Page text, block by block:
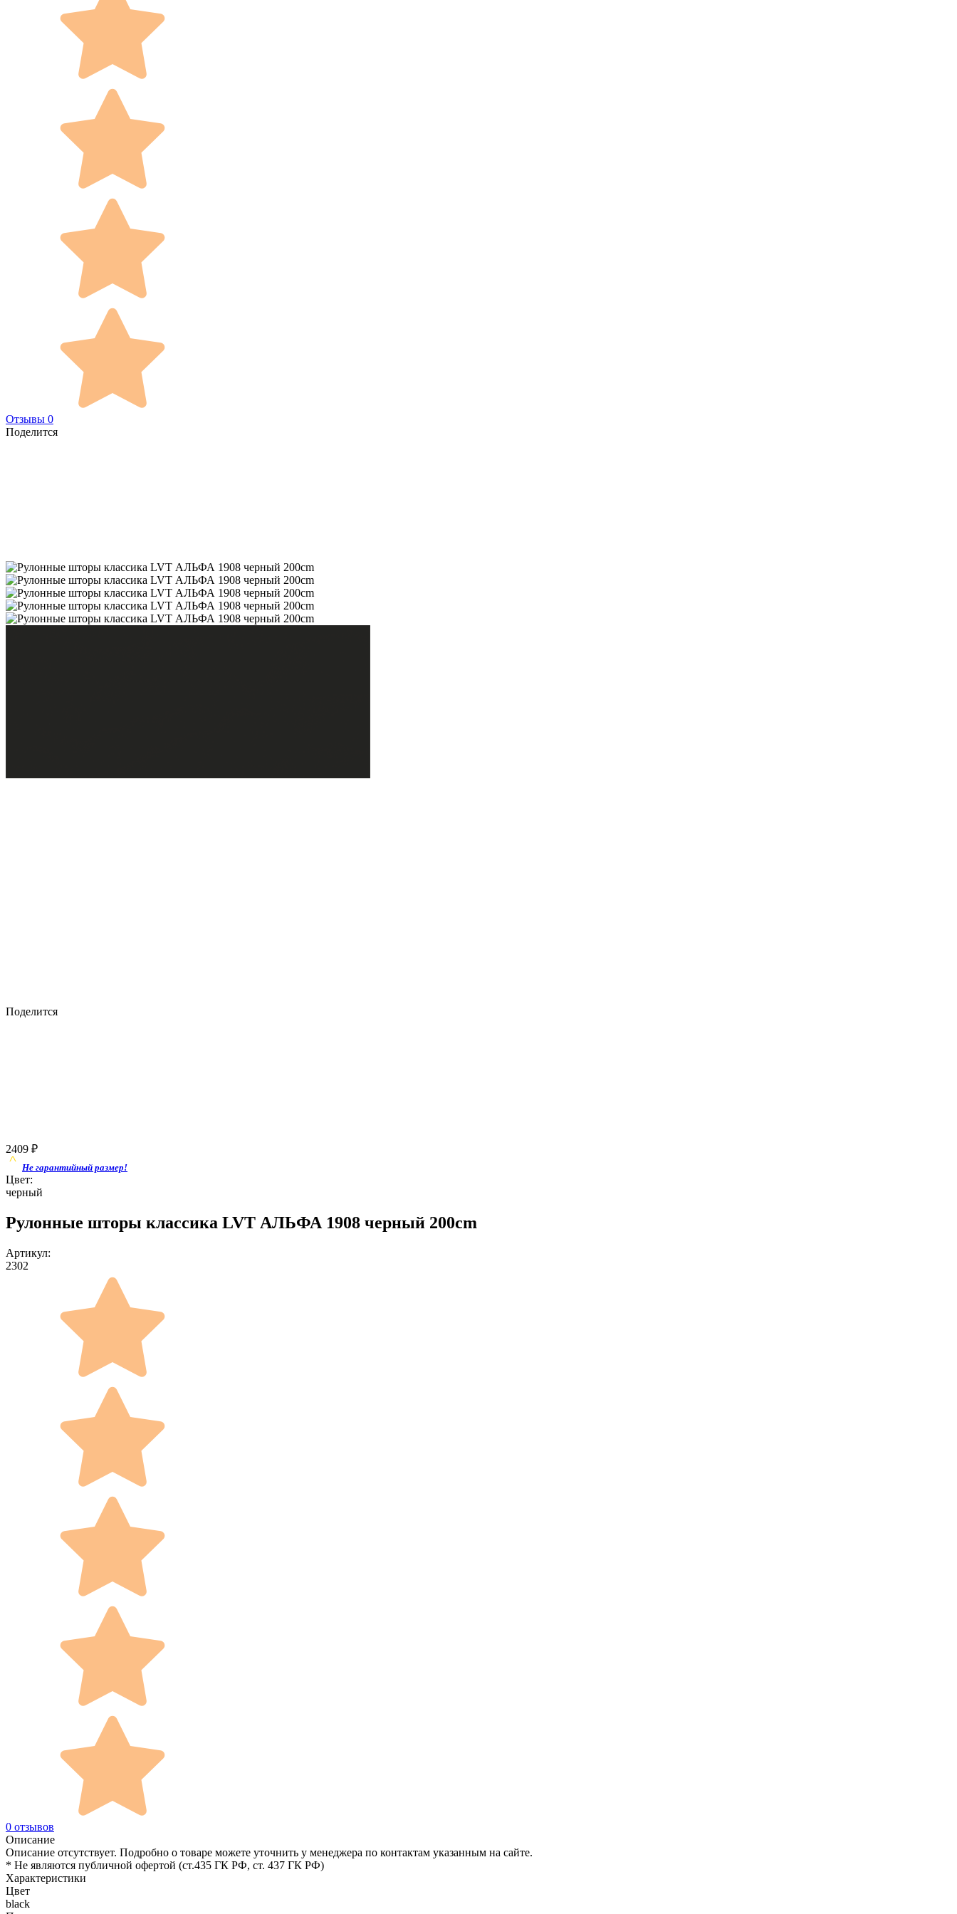
Отзывы 0
Поделится
Поделится
2409 ₽
Не гарантийный размер!
Цвет:
черный
Рулонные шторы классика LVT АЛЬФА 1908 черный 200cm
Артикул:
2302
0 отзывов
Описание
Описание отсутствует. Подробно о товаре можете уточнить у менеджера по контактам указанным на сайте.
* Не являются публичной офертой (ст.435 ГК РФ, cт. 437 ГК РФ)
Характеристики
Цвет
black